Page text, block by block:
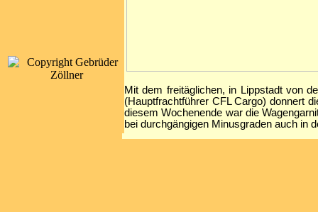
Mit dem freitäglichen, in Lippstadt von
(Hauptfrachtführer CFL Cargo) donnert
diesem Wochenende war die
bei durchgängigen Minusgraden auch in